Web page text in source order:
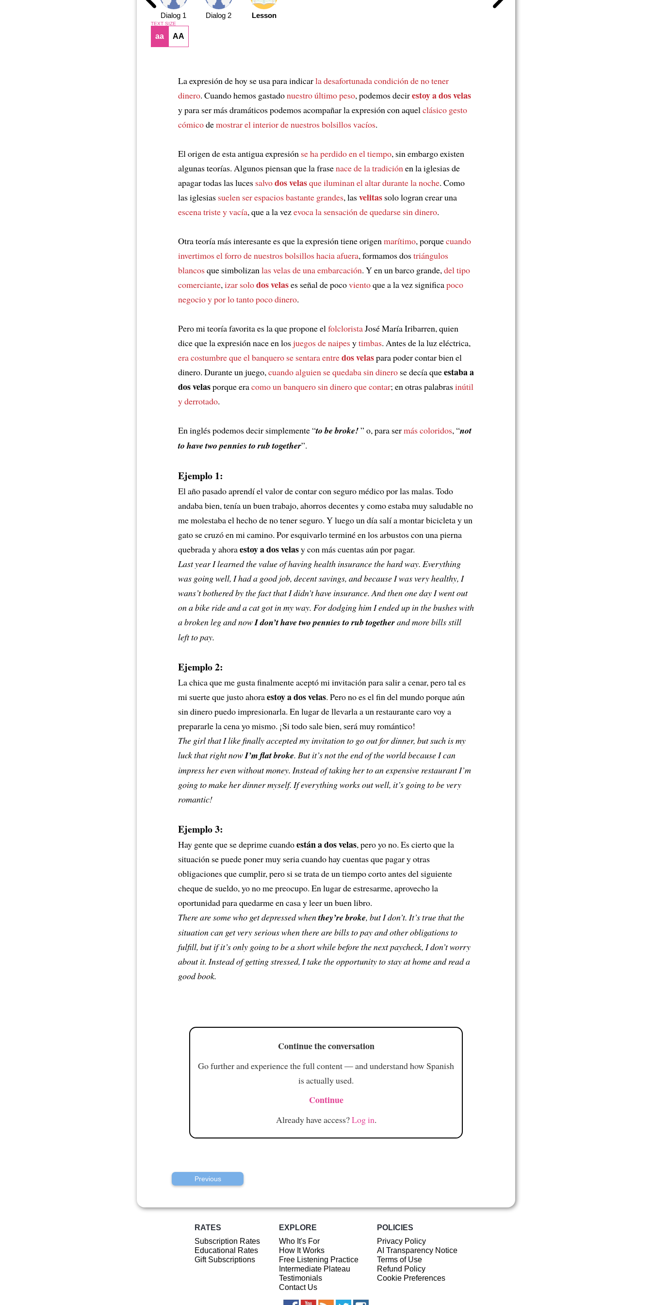
Dialog 1 Dialog 2 Lesson
TEXT SIZE
aa AA
La expresión de hoy se usa para indicarla desafortunada condición de no tener
dinero. Cuando hemos gastadonuestro último peso, podemos decirestoy a dos velas
y para ser más dramáticos podemos acompañar la expresión con aquel clásico gesto
cómicodemostrar el interior de nuestros bolsillos vacíos.
El origen de esta antigua expresión se ha perdido en el tiempo, sin embargo existen
algunas teorías. Algunos piensan que la frasenace de la tradición en la iglesias de
apagar todas las luces salvodos velasque iluminan el altar durante la noche. Como
las iglesias suelen ser espacios bastante grandes, lasvelitassolo logran crear una
escena triste y vacía, que a la vezevoca la sensación de quedarse sin dinero.
Otra teoría más interesante es que la expresión tiene origen marítimo, porquecuando
invertimos el forro de nuestros bolsillos hacia afuera, formamos dostriángulos
blancosque simbolizan las velas de una embarcación. Y en un barco grande, del tipo
comerciante, izar solodos velases señal de pocovientoque a la vez significapoco
negocio y por lo tanto poco dinero.
Pero mi teoría favorita es la que propone el folcloristaJosé María Iribarren, quien
dice que la expresión nace en losjuegos de naipesytimbas. Antes de la luz eléctrica,
era costumbre que el banquero se sentara entredos velaspara poder contar bien el
dinero. Durante un juego, cuando alguien se quedaba sin dinerose decía queestaba a
dos velasporque eracomo un banquero sin dinero que contar; en otras palabrasinútil
y derrotado.
En inglés podemos decir simplemente “to be broke!” o, para sermás coloridos, “not
to have two pennies to rub together”.
Ejemplo 1:
El año pasado aprendí el valor de contar con seguro médico por las malas. Todo
andaba bien, tenía un buen trabajo, ahorros decentes y como estaba muy saludable no
me molestaba el hecho de no tener seguro. Y luego un día salí a montar bicicleta y un
gato se cruzó en mi camino. Por esquivarlo terminé en los arbustos con una pierna
quebrada y ahoraestoy a dos velasy con más cuentas aún por pagar.
Last year I learned the value of having health insurance the hard way. Everything
was going well, I had a good job, decent savings, and because I was very healthy, I
wans’t bothered by the fact that I didn’t have insurance. And then one day I went out
on a bike ride and a cat got in my way. For dodging him I ended up in the bushes with
a broken leg and nowI don’t have two pennies to rub togetherand more bills still
left to pay.
Ejemplo 2:
La chica que me gusta finalmente aceptó mi invitación para salir a cenar, pero tal es
mi suerte que justo ahoraestoy a dos velas. Pero no es el fin del mundo porque aún
sin dinero puedo impresionarla. En lugar de llevarla a un restaurante caro voy a
prepararle la cena yo mismo. ¡Si todo sale bien, será muy romántico!
The girl that I like finally accepted my invitation to go out for dinner, but such is my
luck that right nowI’m flat broke. But it’s not the end of the world because I can
impress her even without money. Instead of taking her to an expensive restaurant I’m
going to make her dinner myself. If everything works out well, it’s going to be very
romantic!
Ejemplo 3:
Hay gente que se deprime cuandoestán a dos velas, pero yo no. Es cierto que la
situación se puede poner muy seria cuando hay cuentas que pagar y otras
obligaciones que cumplir, pero si se trata de un tiempo corto antes del siguiente
cheque de sueldo, yo no me preocupo. En lugar de estresarme, aprovecho la
oportunidad para quedarme en casa y leer un buen libro.
There are some who get depressed whenthey’re broke, but I don’t. It’s true that the
situation can get very serious when there are bills to pay and other obligations to
fulfill, but if it’s only going to be a short while before the next paycheck, I don’t worry
about it. Instead of getting stressed, I take the opportunity to stay at home and read a
good book.
Continue the conversation
Go further and experience the full content — and understand how Spanish
is actually used.
Continue
Already have access?Log in.
Previous
RATES
Subscription Rates
Educational Rates
Gift Subscriptions
EXPLORE
Who It's For
How It Works
Free Listening Practice
Intermediate Plateau
Testimonials
Contact Us
POLICIES
Privacy Policy
AI Transparency Notice
Terms of Use
Refund Policy
Cookie Preferences